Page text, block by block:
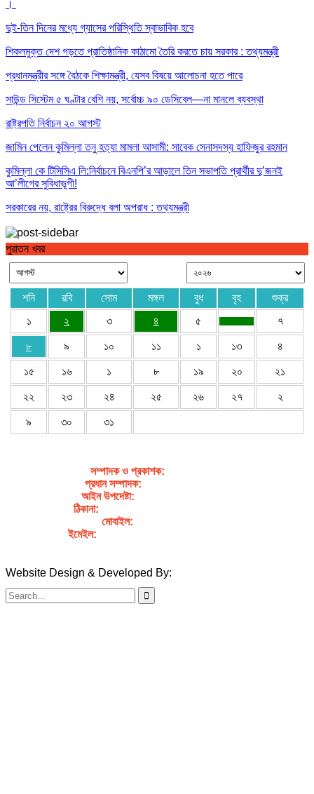
।
দুই-তিন দিনের মধ্যে গ্যাসের পরিস্থিতি স্বাভাবিক হবে
শিকলমুক্ত দেশ গড়তে প্রাতিষ্ঠানিক কাঠামো তৈরি করতে চায় সরকার : তথ্যমন্ত্রী
প্রধানমন্ত্রীর সঙ্গে বৈঠকে শিক্ষামন্ত্রী, যেসব বিষয়ে আলোচনা হতে পারে
সাউন্ড সিস্টেম ৫ ঘণ্টার বেশি নয়, সর্বোচ্চ ৯০ ডেসিবেল—না মানলে ব্যবস্থা
রাষ্ট্রপতি নির্বাচন ২০ আগস্ট
জামিন পেলেন কুমিল্লা তনু হত্যা মামলা আসামী: সাবেক সেনাসদস্য হাফিজুর রহমান
কুমিল্লা কে টিসিসিএ লি:নির্বাচনে বিএনপি’র আড়ালে তিন সভাপতি প্রার্থীর দু’জনই
আ’লীগের সুবিধাভূগী!
সরকারের নয়, রাষ্ট্রের বিরুদ্ধে বলা অপরাধ : তথ্যমন্ত্রী
ঢাকার চারপাশের নৌপথগুলো সচল করার নির্দেশ প্রধানমন্ত্রীর
পুরাতন খবর
শনি রবি সোম মঙ্গল বুধ বৃহ
শুক্র
১
২ ৩ ৪ ৫ ৭
৮ ৯ ১০ ১১ ১ ১৩ ৪
১৫ ১৬ ১ ৮ ১৯ ২০ ২১
২২ ২৩ ২৪ ২৫ ২৬ ২৭ ২
৯ ৩০ ৩১
সম্পাদক ও প্রকাশক:
প্রধান সম্পাদক:
আইন উপদেষ্টা:
ঠিকানা:
মোবাইল:
ইমেইল:
Website Design & Developed By: